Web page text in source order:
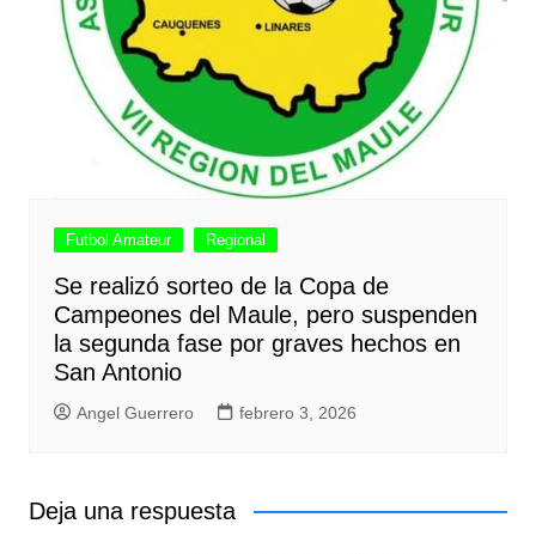
Futbol Amateur Regional
Se realizó sorteo de la Copa de
Campeones del Maule, pero suspenden
la segunda fase por graves hechos en
San Antonio
Angel Guerrero febrero 3, 2026
Deja una respuesta